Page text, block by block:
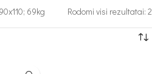
69kg Rodomi visi rezultatai: 2